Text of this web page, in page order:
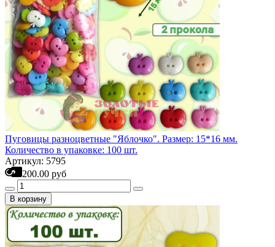
Пуговицы разноцветные "Яблочко". Размер: 15*16 мм.
Количество в упаковке: 100 шт.
Артикул: 5795
200.00 руб
В корзину